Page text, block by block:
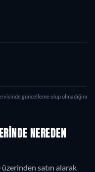
güncelleme olup olmadığını
NEREDEN
üzerinden satın alarak